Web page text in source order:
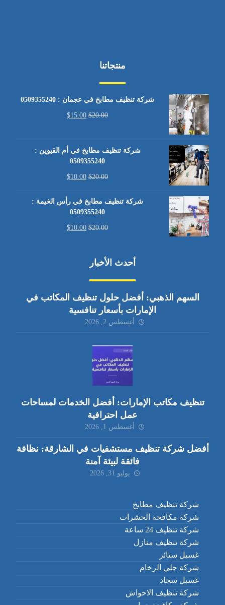
منتجاتنا
شركة تنظيف مطابخ في عجمان : 0509355240
$20.00
$15.00
شركة تنظيف مطابخ في أم القيوين :
0509355240
$20.00
$10.00
شركة تنظيف مطابخ في رأس الخيمة :
0509355240
$20.00
$10.00
أحدث الأخبار
السهم الذهبي: أفضل حلول تنظيف المكاتب في
الإمارات بأسعار تنافسية
أغسطس 2, 2026
تنظيف مكاتب الإمارات: أفضل الخدمات لمساحات
عمل احترافية
أغسطس 1, 2026
أفضل شركة تنظيف مستشفيات في الشارقة: نظافة
فائقة لبيئة آمنة
يوليو 31, 2026
شركة تنظيف مطابخ
شركة مكافحة الحشرات
شركة تنظيف 24 ساعة
شركة تنظيف منازل
غسيل ستائر
شركة جلي الرخام
غسيل سجاد
شركة تنظيف الاحواش